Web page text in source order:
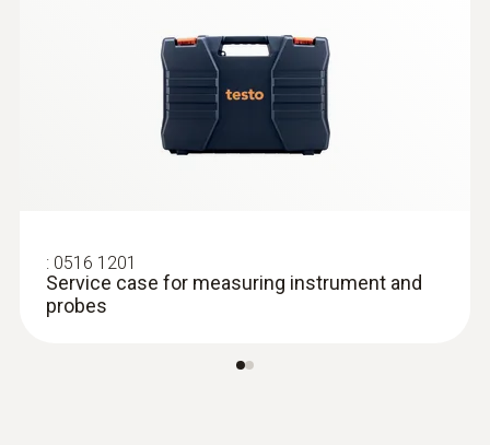
Headline Online en
Sonda de poca masa: tiempo de respuesta
muy breve para resultados de medición
: 0516 1201
Service case for measuring instrument and
probes